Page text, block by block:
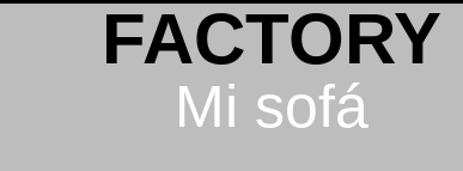
FACTORY
Mi sofá